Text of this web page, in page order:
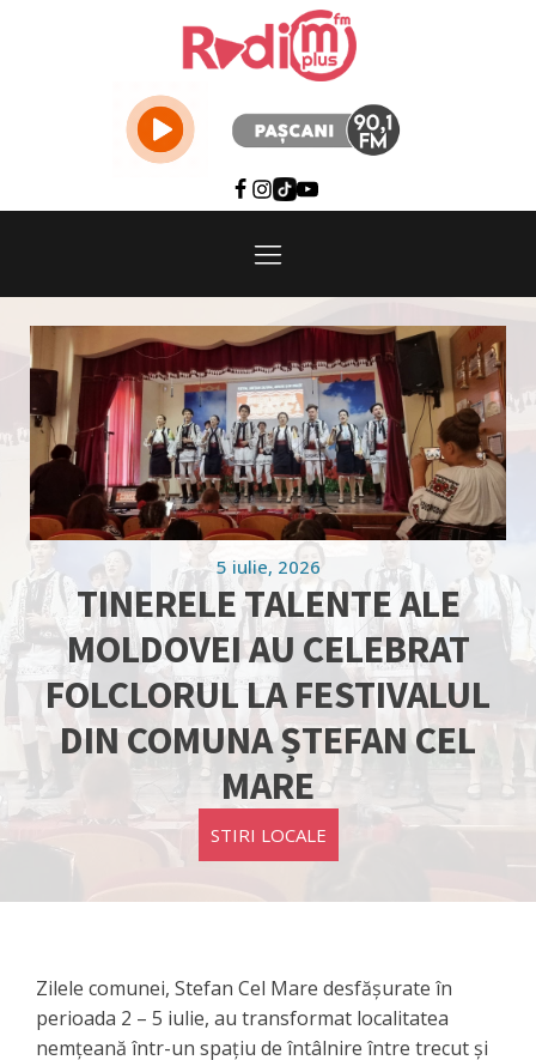
5 iulie, 2026
TINERELE TALENTE ALE
MOLDOVEI AU CELEBRAT
FOLCLORUL LA FESTIVALUL
DIN COMUNA ȘTEFAN CEL
MARE
STIRI LOCALE
Zilele comunei, Stefan Cel Mare desfășurate în
perioada 2 – 5 iulie, au transformat localitatea
nemțeană într-un spațiu de întâlnire între trecut și